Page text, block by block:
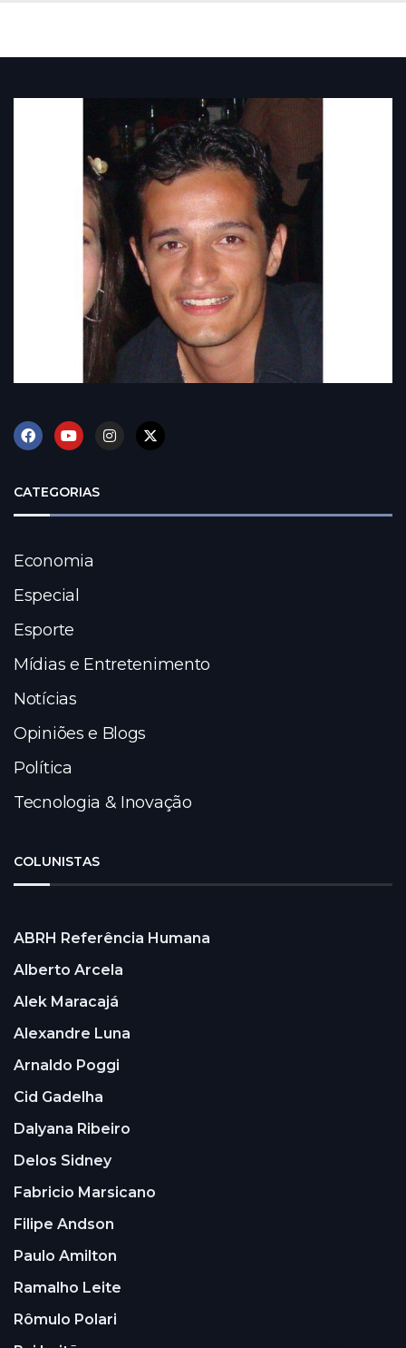
CATEGORIAS
Economia
Especial
Esporte
Mídias e Entretenimento
Notícias
Opiniões e Blogs
Política
Tecnologia & Inovação
COLUNISTAS
ABRH Referência Humana
Alberto Arcela
Alek Maracajá
Alexandre Luna
Arnaldo Poggi
Cid Gadelha
Dalyana Ribeiro
Delos Sidney
Fabricio Marsicano
Filipe Andson
Paulo Amilton
Ramalho Leite
Rômulo Polari